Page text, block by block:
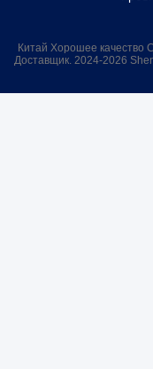
Китай Хорошее качество
Доставщик. 2024-2026